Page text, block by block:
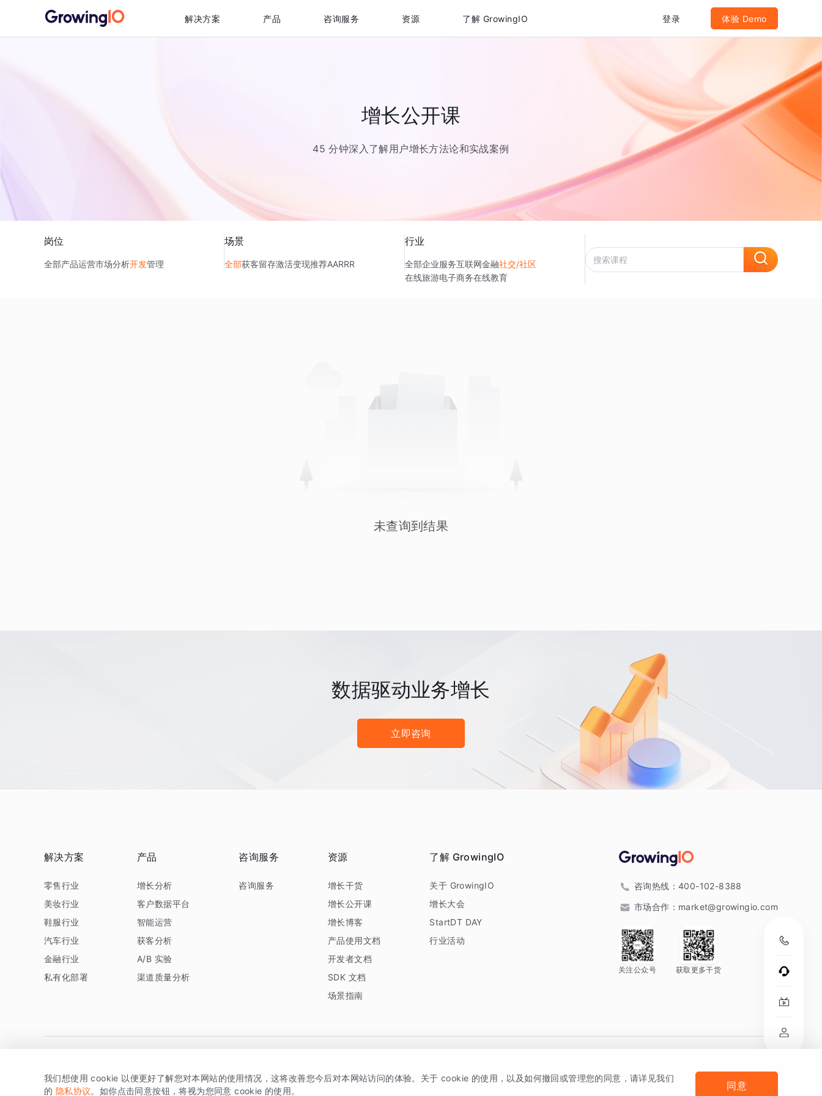
解决方案 产品 咨询服务 资源 了解 GrowingIO 登录 体验 Demo
增长公开课
45 分钟深入了解用户增长方法论和实战案例
岗位
全部产品运营市场分析开发管理
场景
全部获客留存激活变现推荐AARRR
行业
全部企业服务互联网金融社交/社区
在线旅游电子商务在线教育
未查询到结果
数据驱动业务增长
立即咨询
解决方案
零售行业
美妆行业
鞋服行业
汽车行业
金融行业
私有化部署
产品
增长分析
客户数据平台
智能运营
获客分析
A/B 实验
渠道质量分析
咨询服务
咨询服务
资源
增长干货
增长公开课
增长博客
产品使用文档
开发者文档
SDK 文档
场景指南
了解 GrowingIO
关于 GrowingIO
增长大会
StartDT DAY
行业活动
咨询热线： 400-102-8388
市场合作： market@growingio.com
关注公众号 获取更多干货
版权所有 © 北京易数科技有限公司SDK相关说明 京ICP备15038330号 法律声明及隐私条款
我们想使用 cookie 以便更好了解您对本网站的使用情况，这将改善您今后对本网站访问的体验。关于 cookie 的使用，以及如何撤回或管理您的同意，请详见我们
的 隐私协议。如你点击同意按钮，将视为您同意 cookie 的使用。 同意